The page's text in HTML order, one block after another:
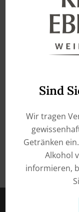
Sind
Wir tragen
Getränken
Alkohol
informieren,
enthält 0,75
Dr. Zenzen –
Dornfelder
IN DEN